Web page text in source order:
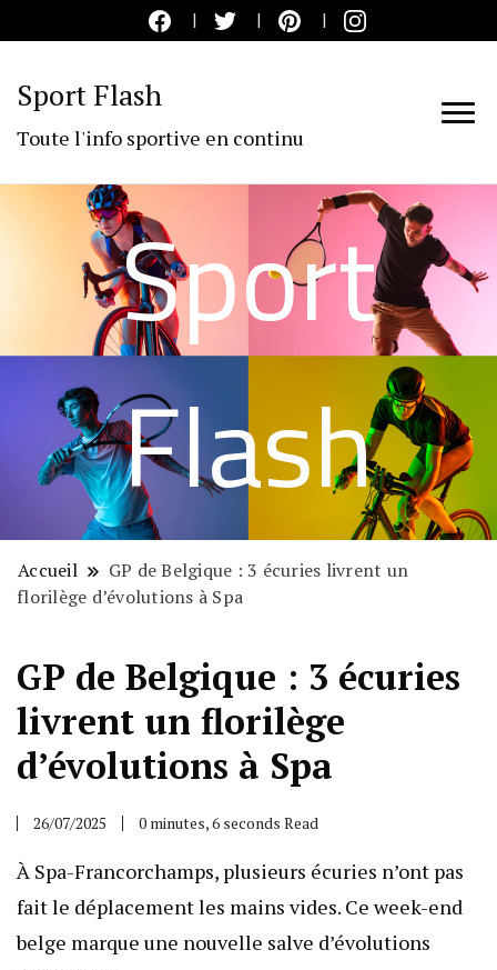
Sport Flash
Toute l'info sportive en continu
Sport
Flash
Accueil
GP de Belgique : 3 écuries livrent un
florilège d’évolutions à Spa
GP de Belgique : 3 écuries
livrent un florilège
d’évolutions à Spa
26/07/2025 0 minutes, 6 seconds Read
À Spa-Francorchamps, plusieurs écuries n’ont pas
fait le déplacement les mains vides. Ce week-end
belge marque une nouvelle salve d’évolutions